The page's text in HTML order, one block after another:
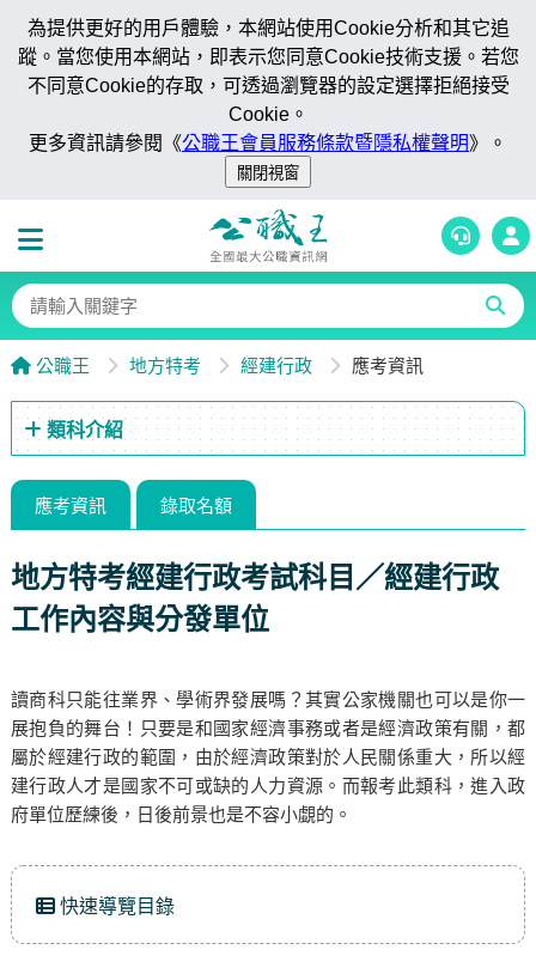
為提供更好的用戶體驗，本網站使用Cookie分析和其它追
蹤。當您使用本網站，即表示您同意Cookie技術支援。若您
不同意Cookie的存取，可透過瀏覽器的設定選擇拒絕接受
Cookie。
更多資訊請參閱《公職王會員服務條款暨隱私權聲明》。
公職王 地方特考 經建行政 應考資訊
類科介紹
應考資訊 錄取名額
地方特考經建行政考試科目／經建行政
工作內容與分發單位
讀商科只能往業界、學術界發展嗎？其實公家機關也可以是你一
展抱負的舞台！只要是和國家經濟事務或者是經濟政策有關，都
屬於經建行政的範圍，由於經濟政策對於人民關係重大，所以經
建行政人才是國家不可或缺的人力資源。而報考此類科，進入政
府單位歷練後，日後前景也是不容小覷的。
快速導覽目錄